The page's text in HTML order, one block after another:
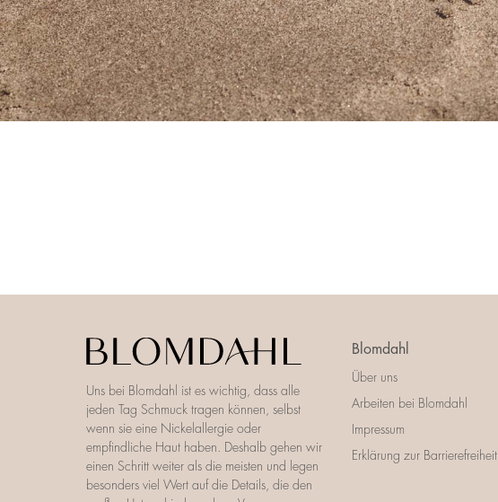
Uns bei Blomdahl ist es wichtig, dass alle
jeden Tag Schmuck tragen können, selbst
wenn sie eine Nickelallergie oder
empfindliche Haut haben. Deshalb gehen wir
einen Schritt weiter als die meisten und legen
besonders viel Wert auf die Details, die den
Blomdahl
Über uns
Arbeiten bei Blomdahl
Impressum
Erklärung zur Barrierefreiheit